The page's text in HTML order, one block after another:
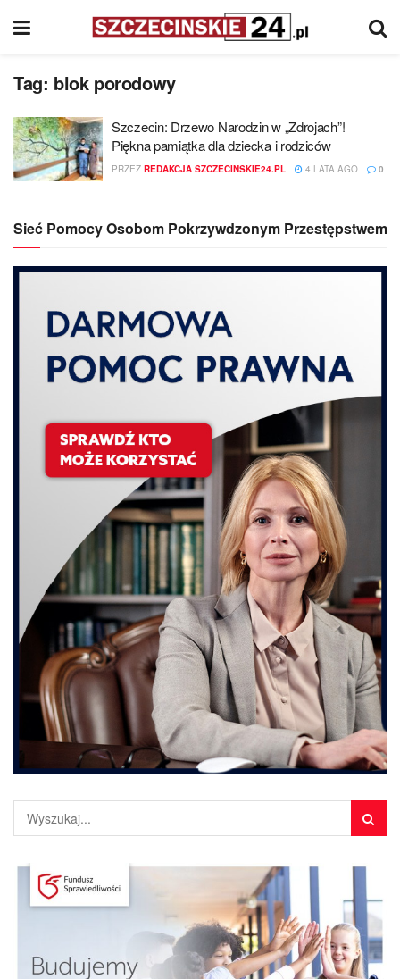
Tag: blok porodowy
Szczecin: Drzewo Narodzin w „Zdrojach”!
Piękna pamiątka dla dziecka i rodziców
PRZEZ REDAKCJA SZCZECINSKIE24.PL 4 LATA AGO 0
Sieć Pomocy Osobom Pokrzywdzonym Przestępstwem